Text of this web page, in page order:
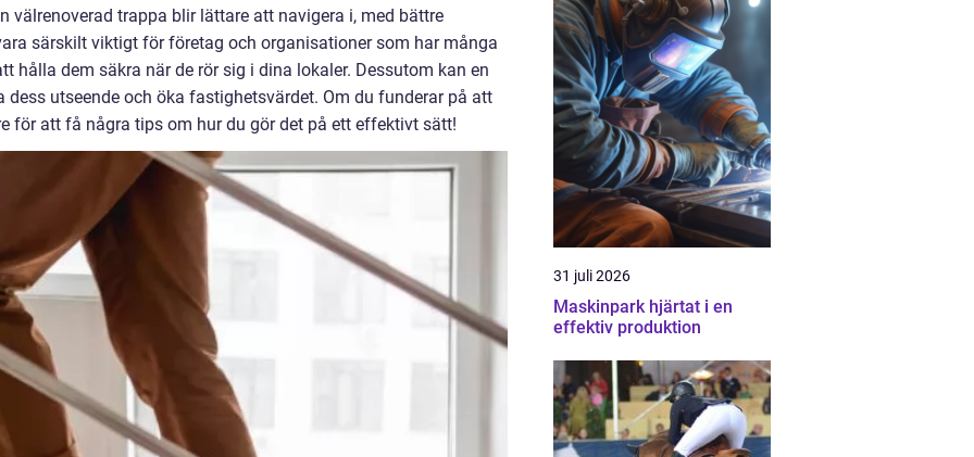
välrenoverad trappa blir lättare att navigera i, med bättre
särskilt viktigt för företag och organisationer som har många
hålla dem säkra när de rör sig i dina lokaler. Dessutom kan en
utseende och öka fastighetsvärdet. Om du funderar på att
för att få några tips om hur du gör det på ett effektivt sätt!
31 juli 2026
Maskinpark hjärtat i en
effektiv produktion